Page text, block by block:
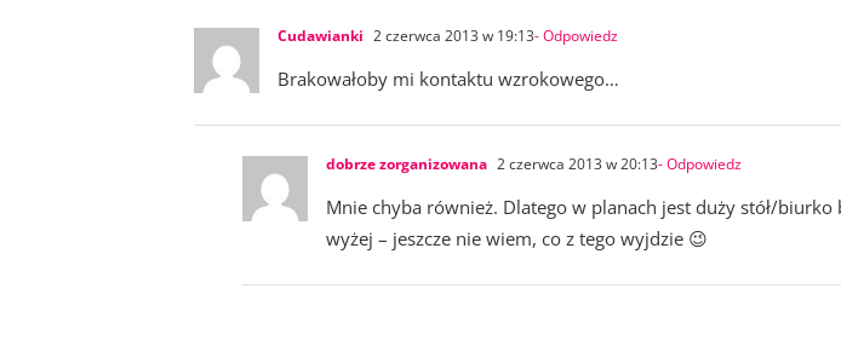
Cudawianki 2 czerwca 2013 w 19:13- Odpowiedz
Brakowałoby mi kontaktu wzrokowego…
dobrze zorganizowana 2 czerwca 2013 w 20:13- Odpowiedz
Mnie chyba również. Dlatego w planach jest duży stół/
wyżej – jeszcze nie wiem, co z tego wyjdzie 😉